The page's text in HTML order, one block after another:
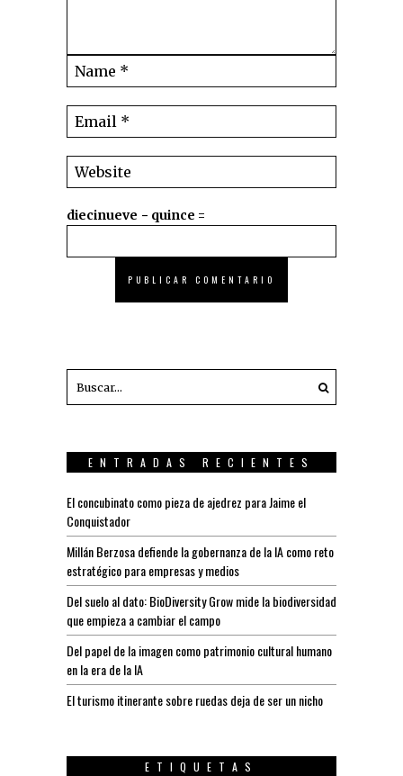
diecinueve − quince =
ENTRADAS RECIENTES
El concubinato como pieza de ajedrez para Jaime el
Conquistador
Millán Berzosa defiende la gobernanza de la IA como reto
estratégico para empresas y medios
Del suelo al dato: BioDiversity Grow mide la biodiversidad
que empieza a cambiar el campo
Del papel de la imagen como patrimonio cultural humano
en la era de la IA
El turismo itinerante sobre ruedas deja de ser un nicho
ETIQUETAS